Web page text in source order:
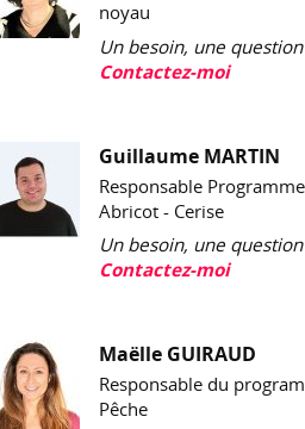
noyau
Un besoin, une question
Contactez-moi
Guillaume MARTIN
Responsable
Abricot - Cerise
Un besoin, une question
Contactez-moi
Maëlle GUIRAUD
Responsable du
Pêche